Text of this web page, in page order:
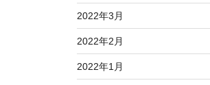
2022年3月
2022年2月
2022年1月